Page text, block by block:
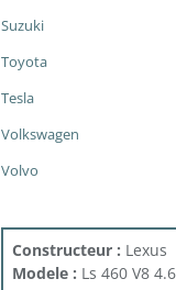
Suzuki
Toyota
Tesla
Volkswagen
Volvo
Constructeur : Lexus
Modele : Ls 460 V8